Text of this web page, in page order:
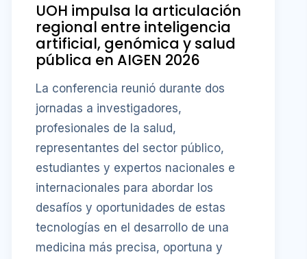
UOH impulsa la articulación
regional entre inteligencia
artificial, genómica y salud
pública en AIGEN 2026
La conferencia reunió durante dos
jornadas a investigadores,
profesionales de la salud,
representantes del sector público,
estudiantes y expertos nacionales e
internacionales para abordar los
desafíos y oportunidades de estas
tecnologías en el desarrollo de una
medicina más precisa, oportuna y